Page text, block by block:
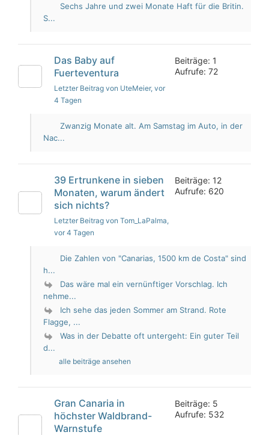
Sechs Jahre und zwei Monate Haft für die Britin.
S...
Das Baby auf
Fuerteventura
Letzter Beitrag von UteMeier, vor
4 Tagen
Beiträge: 1
Aufrufe: 72
Zwanzig Monate alt. Am Samstag im Auto, in der
Nac...
39 Ertrunkene in sieben
Monaten, warum ändert
sich nichts?
Letzter Beitrag von Tom_LaPalma,
vor 4 Tagen
Beiträge: 12
Aufrufe: 620
Die Zahlen von "Canarias, 1500 km de Costa" sind
h...
Das wäre mal ein vernünftiger Vorschlag. Ich
nehme...
Ich sehe das jeden Sommer am Strand. Rote
Flagge, ...
Was in der Debatte oft untergeht: Ein guter Teil
d...
alle beiträge ansehen
Gran Canaria in
höchster Waldbrand-
Warnstufe
Beiträge: 5
Aufrufe: 532